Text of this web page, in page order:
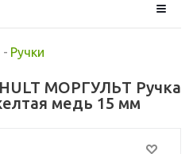
- Ручки
МОРГУЛЬТ Ручка
медь 15 мм